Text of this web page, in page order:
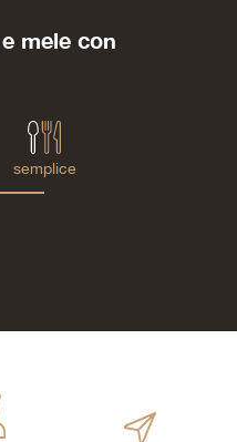
mele con
semplice